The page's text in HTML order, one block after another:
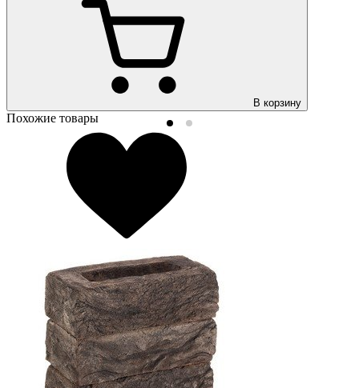
В корзину
Похожие товары